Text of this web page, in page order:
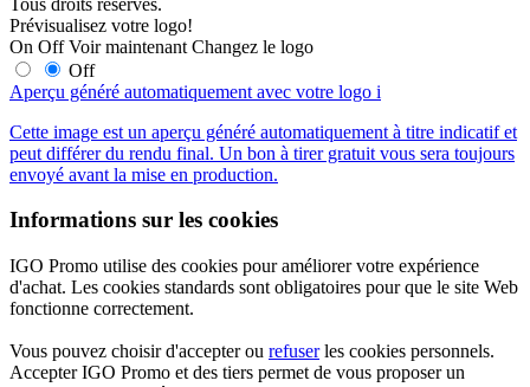
Prévisualisez votre logo!
On Off Voir maintenant Changez le logo
Off
Aperçu généré automatiquement avec votre logo i
Cette image est un aperçu généré automatiquement à titre indicatif et
peut différer du rendu final. Un bon à tirer gratuit vous sera toujours
envoyé avant la mise en production.
Informations sur les cookies
IGO Promo utilise des cookies pour améliorer votre expérience
d'achat. Les cookies standards sont obligatoires pour que le site Web
fonctionne correctement.
Vous pouvez choisir d'accepter ou refuserles cookies personnels.
Accepter IGO Promo et des tiers permet de vous proposer un